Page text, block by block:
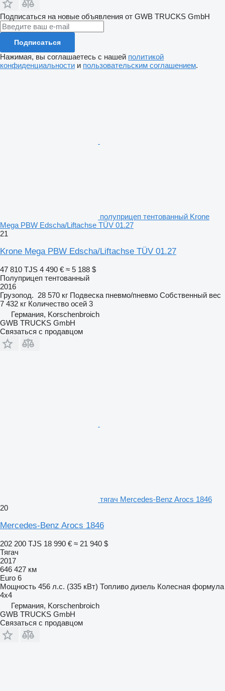
Подписаться на новые объявления от GWB TRUCKS GmbH
Подписаться
Нажимая, вы соглашаетесь с нашей политикой
конфиденциальности и пользовательским соглашением.
полуприцеп тентованный Krone
Mega PBW Edscha/Liftachse TÜV 01.27
21
Krone Mega PBW Edscha/Liftachse TÜV 01.27
47 810 TJS 4 490 € ≈ 5 188 $
Полуприцеп тентованный
2016
Грузопод. 28 570 кг Подвеска пневмо/пневмо Собственный вес
7 432 кг Количество осей 3
Германия, Korschenbroich
GWB TRUCKS GmbH
Связаться с продавцом
тягач Mercedes-Benz Arocs 1846
20
Mercedes-Benz Arocs 1846
202 200 TJS 18 990 € ≈ 21 940 $
Тягач
2017
646 427 км
Euro 6
Мощность 456 л.с. (335 кВт) Топливо дизель Колесная формула
4x4
Германия, Korschenbroich
GWB TRUCKS GmbH
Связаться с продавцом